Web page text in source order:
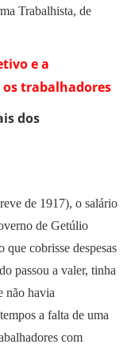
Trabalhista, de
e a
os trabalhadores
dos
de 1917), o salário
de Getúlio
cobrisse despesas
passou a valer, tinha
não havia
a falta de uma
com